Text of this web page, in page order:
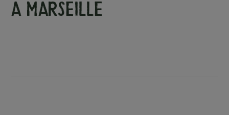
a Marseille